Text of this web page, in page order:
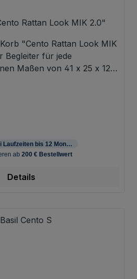
Rattan Look MIK 2.0"
"Cento Rattan Look MIK
Begleiter für jede
Maßen von 41 x 25 x 12
Der
aus Kunststoff Rattan ist
vormontierten MIK 2.0-
der Korb einfach an MIK-
Die abgeschrägte Form
Fahrt.
Details